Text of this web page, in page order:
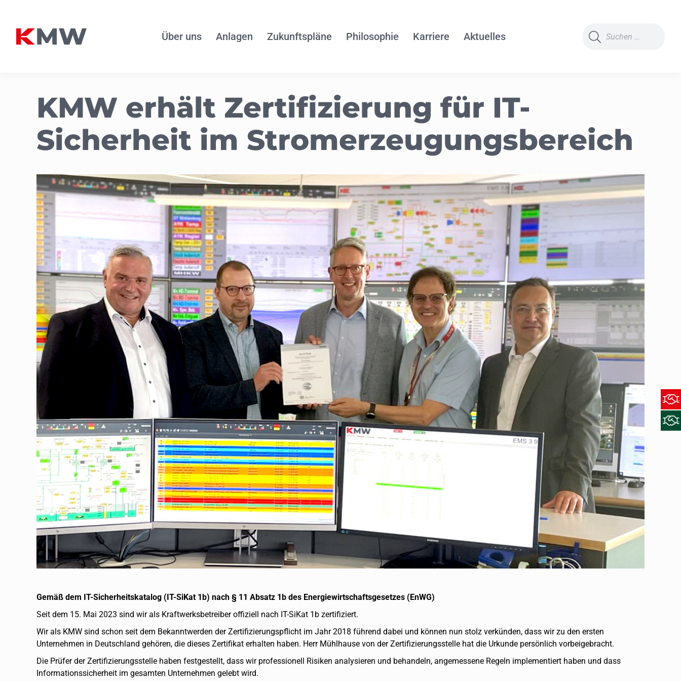
Über uns Anlagen Zukunftspläne Philosophie Karriere Aktuelles
Search:
KMW erhält Zertifizierung für IT-
Sicherheit im Stromerzeugungsbereich
Gemäß dem IT-Sicherheitskatalog (IT-SiKat 1b) nach § 11 Absatz 1b des Energiewirtschaftsgesetzes (EnWG)
Seit dem 15. Mai 2023 sind wir als Kraftwerksbetreiber offiziell nach IT-SiKat 1b zertifiziert.
Wir als KMW sind schon seit dem Bekanntwerden der Zertifizierungspflicht im Jahr 2018 führend dabei und können nun stolz verkünden, dass wir zu den ersten
Unternehmen in Deutschland gehören, die dieses Zertifikat erhalten haben. Herr Mühlhause von der Zertifizierungsstelle hat die Urkunde persönlich vorbeigebracht.
Die Prüfer der Zertifizierungsstelle haben festgestellt, dass wir professionell Risiken analysieren und behandeln, angemessene Regeln implementiert haben und dass
Informationssicherheit im gesamten Unternehmen gelebt wird.